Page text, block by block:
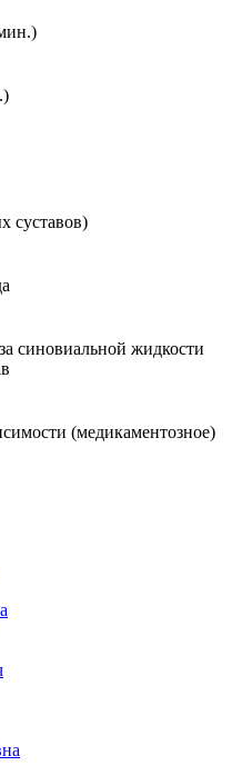
суставов)
синовиальной жидкости
(медикаментозное)